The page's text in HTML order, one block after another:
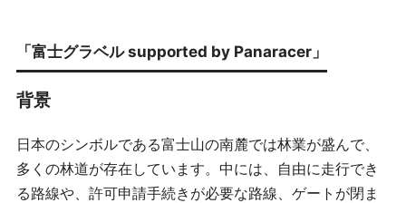
「富士グラベル supported by Panaracer」
背景
日本のシンボルである富士山の南麓では林業が盛んで、
多くの林道が存在しています。中には、自由に走行でき
る路線や、許可申請手続きが必要な路線、ゲートが閉ま